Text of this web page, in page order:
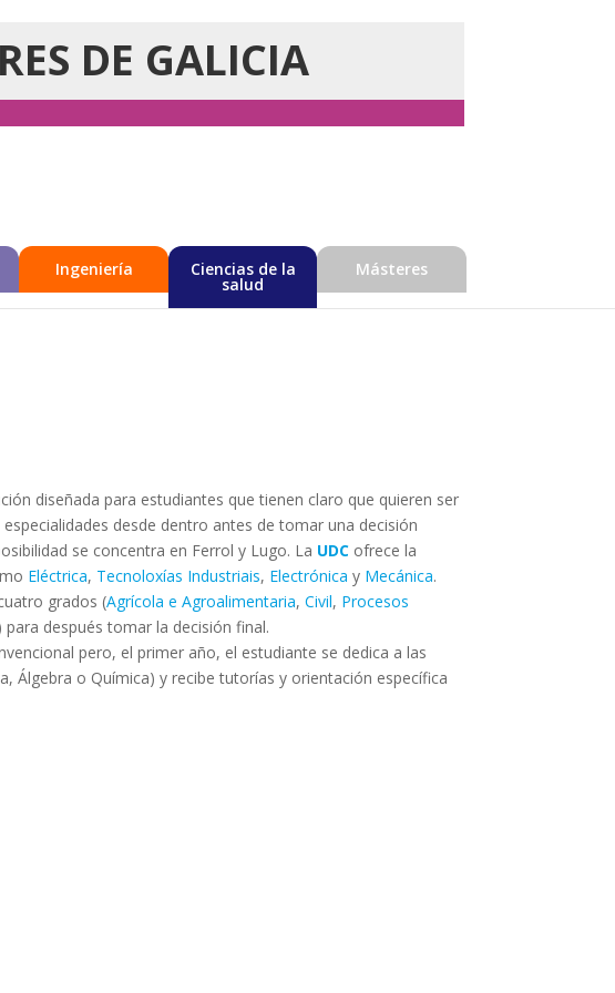
DE GALICIA
Ingeniería Ciencias de la
salud
Másteres
diseñada para estudiantes que tienen claro que quieren ser
desde dentro antes de tomar una decisión
se concentra en Ferrol y Lugo. La UDCofrece la
Eléctrica, Tecnoloxías Industriais, Electrónica y Mecánica.
grados (Agrícola e Agroalimentaria, Civil, Procesos
para después tomar la decisión final.
pero, el primer año, el estudiante se dedica a las
Álgebra o Química) y recibe tutorías y orientación específica